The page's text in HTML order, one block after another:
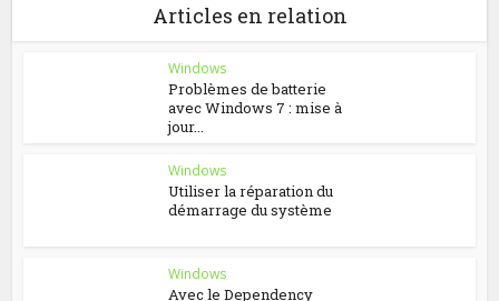
Articles en relation
Windows
Problèmes de batterie
avec Windows 7 : mise à
jour...
Windows
Utiliser la réparation du
démarrage du système
Windows
Avec le Dependency